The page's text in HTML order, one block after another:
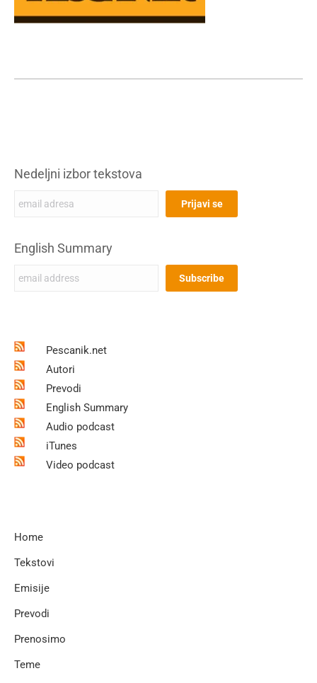
Nedeljni izbor tekstova
English Summary
Pescanik.net
Autori
Prevodi
English Summary
Audio podcast
iTunes
Video podcast
Home
Tekstovi
Emisije
Prevodi
Prenosimo
Teme